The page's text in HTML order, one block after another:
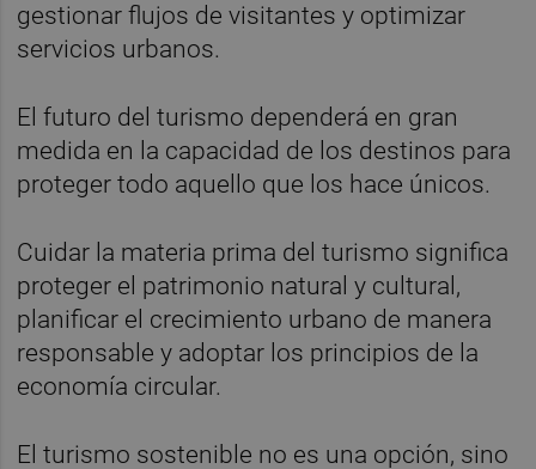
gestionar flujos de visitantes y optimizar
servicios urbanos.
El futuro del turismo dependerá en gran
medida en la capacidad de los destinos para
proteger todo aquello que los hace únicos.
Cuidar la materia prima del turismo significa
proteger el patrimonio natural y cultural,
planificar el crecimiento urbano de manera
responsable y adoptar los principios de la
economía circular.
El turismo sostenible no es una opción, sino